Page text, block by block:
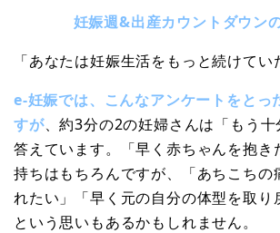
妊娠週&出産カウントダウン
「あなたは妊娠生活をもっと続けてい
e-妊娠では、こんなアンケートをとっ
すが、約3分の2の妊婦さんは「もう十
答えています。「早く赤ちゃんを抱き
持ちはもちろんですが、「あちこちの
れたい」「早く元の自分の体型を取り
という思いもあるかもしれません。